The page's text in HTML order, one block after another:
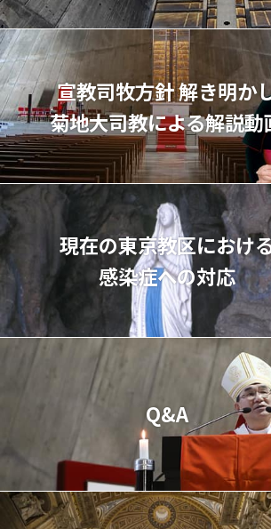
宣教司牧⽅針 解き明か
菊地⼤司教による解説動
現在の東京教区におけ
感染症への対応
Q&A